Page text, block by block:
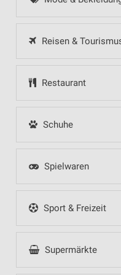
Reisen &
Restaurant
Schuhe
Spielwaren
Sport & Freizeit
Supermärkte